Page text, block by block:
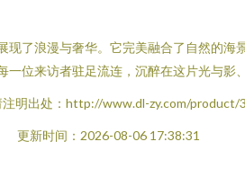
了浪漫与奢华。它完美融合了自然的
位来访者驻足流连，沉醉在这片光与影
注明出处：http://www.dl-zy.com/product/
更新时间：2026-08-06 17:38:31